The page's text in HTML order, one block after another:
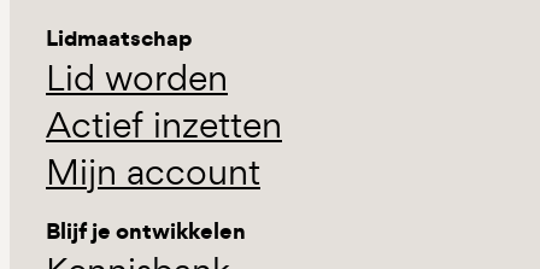
Lidmaatschap
Lid worden
Actief inzetten
Mijn account
Blijf je ontwikkelen